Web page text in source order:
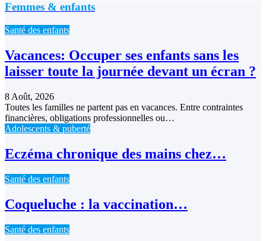
Femmes & enfants
Santé des enfants
Vacances: Occuper ses enfants sans les
laisser toute la journée devant un écran ?
8 Août, 2026
Toutes les familles ne partent pas en vacances. Entre contraintes
financières, obligations professionnelles ou…
Adolescents & puberté
Eczéma chronique des mains chez…
Santé des enfants
Coqueluche : la vaccination…
Santé des enfants